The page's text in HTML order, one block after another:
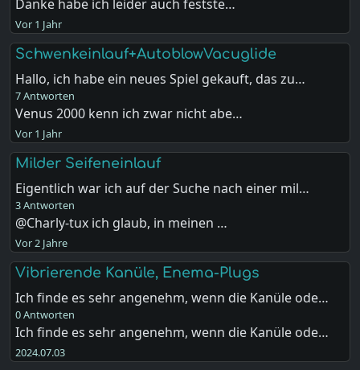
Danke habe ich leider auch festste…
Vor 1 Jahr
Schwenkeinlauf+AutoblowVacuglide
Hallo, ich habe ein neues Spiel gekauft, das zu…
7 Antworten
Venus 2000 kenn ich zwar nicht abe…
Vor 1 Jahr
Milder Seifeneinlauf
Eigentlich war ich auf der Suche nach einer mil…
3 Antworten
@Charly-tux ich glaub, in meinen …
Vor 2 Jahre
Vibrierende Kanüle, Enema-Plugs
Ich finde es sehr angenehm, wenn die Kanüle ode…
0 Antworten
Ich finde es sehr angenehm, wenn die Kanüle ode…
2024.07.03